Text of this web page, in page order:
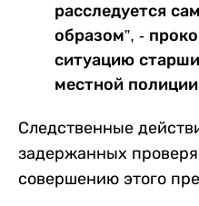
расследуется
образом”, -
ситуацию
местной
Следственные
задержанных
совершению этого